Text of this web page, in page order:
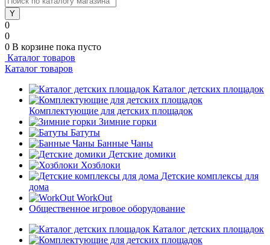
0
0
0 В корзине пока пусто
Каталог товаров
Каталог товаров
Каталог детских площадок
Комплектующие для детских площадок
Зимние горки
Батуты
Банные Чаны
Детские домики
Хозблоки
Детские комплексы для
дома
WorkOut
Общественное игровое оборудование
Каталог детских площадок